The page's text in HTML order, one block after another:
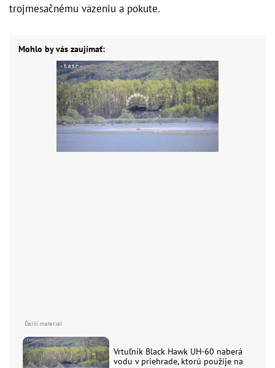
trojmesačnému väzeniu a pokute.
Mohlo by vás zaujímať:
Vrtuľník Black Hawk UH-60 naberá
vodu v priehrade, ktorú použije na